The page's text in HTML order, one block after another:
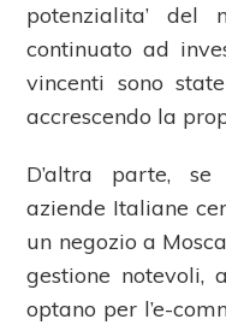
potenzialita’ del
continuato ad
vincenti sono
accrescendo la
D’altra parte,
aziende Italiane
un negozio a
gestione notevoli,
optano per l’e-